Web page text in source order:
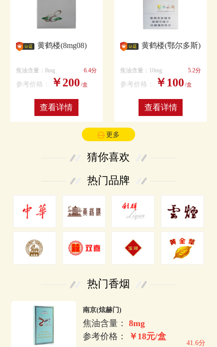
黄鹤楼(8mg08)
焦油含量：8mg 6.4分
参考价格： ￥200 /盒
查看详情
黄鹤楼(鄂尔多斯)
焦油含量：10mg 5.2分
参考价格： ￥100 /盒
查看详情
更多
猜你喜欢
热门品牌
热门香烟
南京(炫赫门)
焦油含量：8mg
参考价格：
￥18元/盒
41.6分